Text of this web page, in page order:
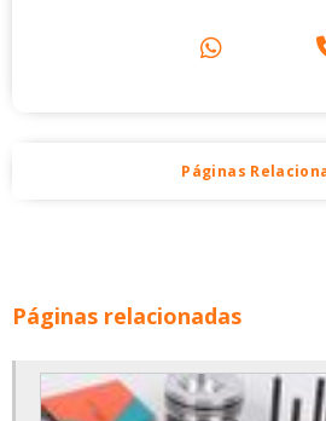
Páginas
Páginas relacionadas